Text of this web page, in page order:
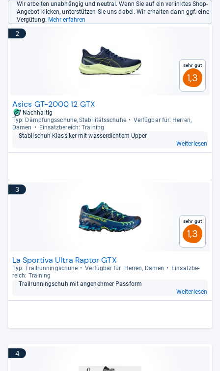
Wir arbeiten unabhängig und neutral. Wenn Sie auf ein verlinktes Shop-
Angebot klicken, unterstützen Sie uns dabei. Wir erhalten dann ggf. eine
Vergütung. Mehr erfahren
2
Sehr gut
1,3
Asics GT-2000 12 GTX
Nachhaltig
Typ: Dämp­fungs­schuhe, Sta­bi­li­täts­schuhe
Ver­füg­bar für: Her­ren,
Damen
Ein­satz­be­reich: Trai­ning
Sta­bil­schuh-​Klas­si­ker mit was­ser­dich­tem Upper
Weiterlesen
3
Sehr gut
1,3
La Sportiva Ultra Raptor GTX
Typ: Trail­run­ning­schuhe Ver­füg­bar für: Her­ren, Damen
Ein­satz­be­
reich: Trai­ning
Trail­run­ning­schuh mit ange­neh­mer Pass­form
Weiterlesen
4